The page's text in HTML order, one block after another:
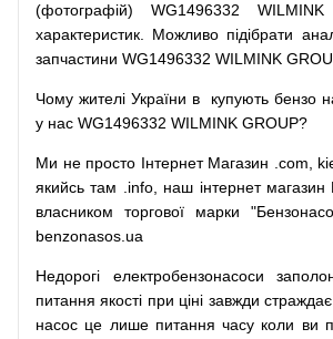
(фотографій) WG1496332
характеристик. Можливо підібрати
запчастини WG1496332 WILMINK
Чому жителі України в купують бензо
у нас WG1496332 WILMINK GROUP?
Ми не просто Інтернет Магазин .com
якийсь там .info, наш інтернет магазин
власником
торгової марки "
benzonasos.ua
Недорогі електробензонасоси
питання якості при ціні завжди страждає
насос це лише питання часу коли ви